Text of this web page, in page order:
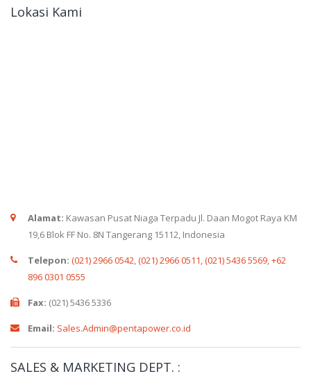
Lokasi Kami
Alamat: Kawasan Pusat Niaga Terpadu Jl. Daan Mogot Raya KM
19,6 Blok FF No. 8N Tangerang 15112, Indonesia
Telepon: (021) 2966 0542,(021) 2966 0511,(021) 5436 5569,+62
896 0301 0555
Fax: (021) 5436 5336
Email: Sales.Admin@pentapower.co.id
SALES & MARKETING DEPT. :